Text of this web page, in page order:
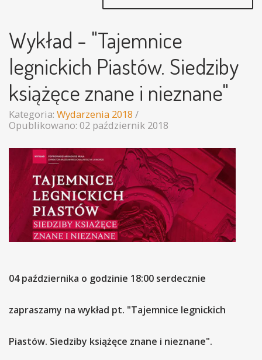
Wykład - "Tajemnice
legnickich Piastów. Siedziby
książęce znane i nieznane"
Kategoria: Wydarzenia 2018
Opublikowano: 02 październik 2018
04 października o godzinie 18:00 serdecznie
zapraszamy na wykład pt. "Tajemnice legnickich
Piastów. Siedziby książęce znane i nieznane".